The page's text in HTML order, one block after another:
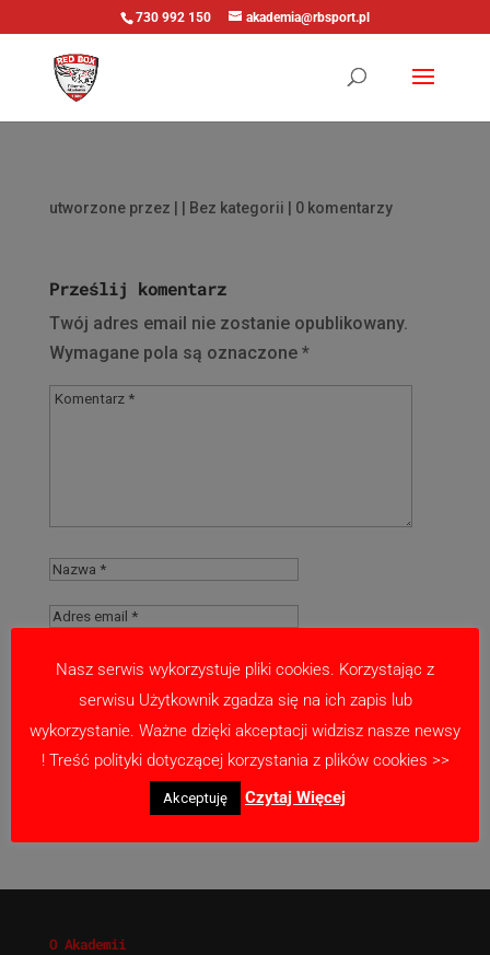
730 992 150 akademia@rbsport.pl
utworzone przez | Bez kategorii | 0 komentarzy
Prześlij komentarz
Twój adres email nie zostanie opublikowany.
Wymagane pola są oznaczone *
Zapamiętaj moje dane w tej przeglądarce
podczas pisania kolejnych komentarzy.
O Akademii
Nasz serwis wykorzystuje pliki cookies. Korzystając z
serwisu Użytkownik zgadza się na ich zapis lub
wykorzystanie. Ważne dzięki akceptacji widzisz nasze newsy
! Treść polityki dotyczącej korzystania z plików cookies >>
Akceptuję Czytaj Więcej